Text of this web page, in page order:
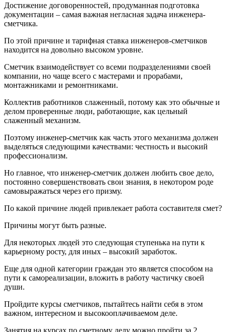
Достижение договоренностей, продуманная подготовка
документации – самая важная негласная задача инженера-
сметчика.
По этой причине и тарифная ставка инженеров-сметчиков
находится на довольно высоком уровне.
Сметчик взаимодействует со всеми подразделениями своей
компании, но чаще всего с мастерами и прорабами,
монтажниками и ремонтниками.
Коллектив работников слаженный, потому как это обычные и
делом проверенные люди, работающие, как цельный
слаженный механизм.
Поэтому инженер-сметчик как часть этого механизма должен
выделяться следующими качествами: честность и высокий
профессионализм.
Но главное, что инженер-сметчик должен любить свое дело,
постоянно совершенствовать свои знания, в некотором роде
самовыражаться через его призму.
По какой причине людей привлекает работа составителя смет?
Причины могут быть разные.
Для некоторых людей это следующая ступенька на пути к
карьерному росту, для иных – высокий заработок.
Еще для одной категории граждан это является способом на
пути к самореализации, вложить в работу частичку своей
души.
Пройдите курсы сметчиков, пытайтесь найти себя в этом
важном, интересном и высокооплачиваемом деле.
Занятия на курсах по сметному делу можно пройти за 2